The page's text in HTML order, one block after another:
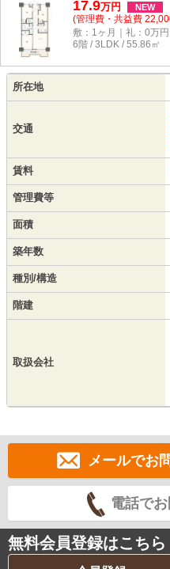
17.9万円 NEW
(管理費・共益費
敷：1ヶ月｜礼：0万円
6階 / 3LDK / 55.86㎡
所在地
交通
賃料
管理費等
面積
築年数
種別/構造
階建
取扱会社
メールでお
電話で
無料会員登録はこちら